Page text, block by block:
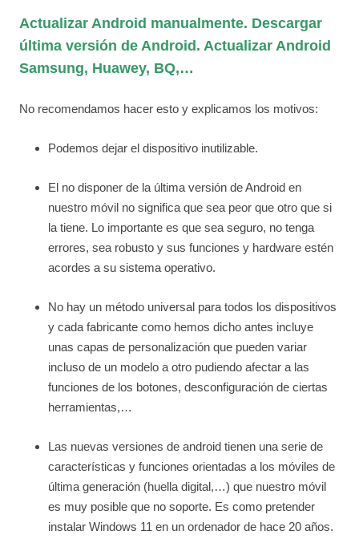
Actualizar Android manualmente. Descargar
última versión de Android. Actualizar Android
Samsung, Huawey, BQ,…
No recomendamos hacer esto y explicamos los motivos:
Podemos dejar el dispositivo inutilizable.
El no disponer de la última versión de Android en
nuestro móvil no significa que sea peor que otro que si
la tiene. Lo importante es que sea seguro, no tenga
errores, sea robusto y sus funciones y hardware estén
acordes a su sistema operativo.
No hay un método universal para todos los dispositivos
y cada fabricante como hemos dicho antes incluye
unas capas de personalización que pueden variar
incluso de un modelo a otro pudiendo afectar a las
funciones de los botones, desconfiguración de ciertas
herramientas,…
Las nuevas versiones de android tienen una serie de
características y funciones orientadas a los móviles de
última generación (huella digital,…) que nuestro móvil
es muy posible que no soporte. Es como pretender
instalar Windows 11 en un ordenador de hace 20 años.